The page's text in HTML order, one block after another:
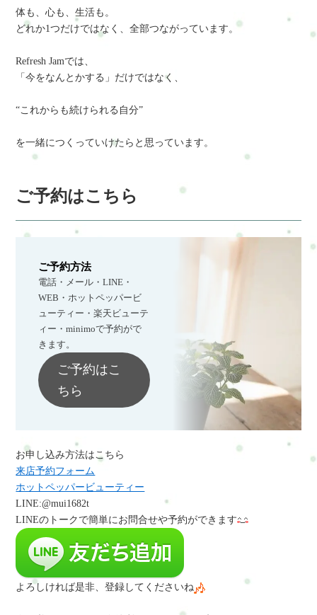
体も、心も、生活も。
どれか1つだけではなく、全部つながっています。
Refresh Jamでは、
「今をなんとかする」だけではなく、
“これからも続けられる自分”
を一緒につくっていけたらと思っています。
ご予約はこちら
ご予約方法
電話・メール・LINE・
WEB・ホットペッパービ
ューティー・楽天ビューテ
ィー・minimoで予約がで
きます。
ご予約はこ
ちら
お申し込み方法はこちら
来店予約フォーム
ホットペッパービューティー
LINE:@mui1682t
LINEのトークで簡単にお問合せや予約ができます
よろしければ是非、登録してくださいね